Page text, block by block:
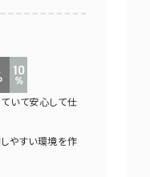
いて安心して仕
やすい環境を作